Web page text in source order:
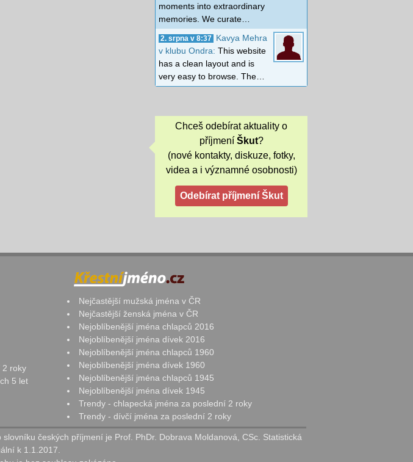
moments into extraordinary
memories. We curate…
2. srpna v 8:37
Kavya Mehra
v klubu Ondra: This website
has a clean layout and is
very easy to browse. The…
Chceš odebírat aktuality o
příjmení Škut?
(nové kontakty, diskuze, fotky,
videa a i významné osobnosti)
2 roky
5 let
Nejčastější mužská jména v ČR
Nejčastější ženská jména v ČR
Nejoblíbenější jména chlapců 2016
Nejoblíbenější jména dívek 2016
Nejoblíbenější jména chlapců 1960
Nejoblíbenější jména dívek 1960
Nejoblíbenější jména chlapců 1945
Nejoblíbenější jména dívek 1945
Trendy - chlapecká jména za poslední 2 roky
Trendy - dívčí jména za poslední 2 roky
českých příjmení je Prof. PhDr. Dobrava Moldanová, CSc. Statistická
k 1.1.2017.